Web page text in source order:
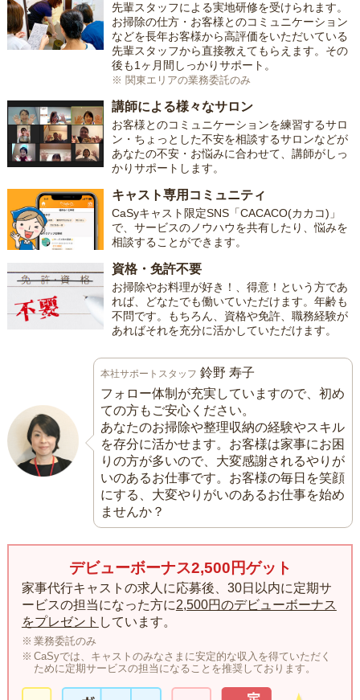
先輩スタッフによる実地研修を受けられます。
お掃除の仕方・お客様とのコミュニケーション
などを長年お客様から高評価をいただいている
先輩スタッフから直接教えてもらえます。その
後も1ヶ月間しっかりサポート。
※ 関東エリアの業務委託のみ
講師による様々なサロン
お客様とのコミュニケーションを練習するサロ
ン・ちょっとした不安を相談するサロンなどが
あなたの不安・お悩みに合わせて、講師がしっ
かりサポートします。
キャスト専用コミュニティ
CaSyキャスト限定SNS「CACACO(カカコ)」
で、サービスのノウハウを共有したり、悩みを
相談することができます。
資格・免許不要
お掃除やお料理が好き！、得意！という方であ
れば、どなたでも働いていただけます。年齢も
不問です。もちろん、資格や免許、職務経験が
あればそれを充分に活かしていただけます。
本社サポートスタッフ 鈴野 寿子
フォロー体制が充実していますので、初め
ての方もご安心ください。
あなたのお掃除や整理収納の経験やスキル
を存分に活かせます。お客様は家事にお困
りの方が多いので、大変感謝されるやりが
いのあるお仕事です。お客様の毎日を笑顔
にする、大変やりがいのあるお仕事を始め
ませんか？
デビューボーナス2,500円ゲット
家事代行キャストの求人に応募後、30日以内に定期サ
ービスの担当になった方に2,500円のデビューボーナス
をプレゼント しています。
業務委託のみ
CaSyでは、キャストのみなさまに安定的な収入を得ていただく
ために定期サービスの担当になることを推奨しております。